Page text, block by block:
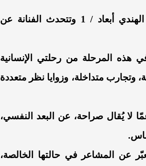
من المعارض الملفتة الجميلة.. المعرض الثامن للتشكيلية جيهان الهندي أبعاد / 1 وتتحدث الفنانة عن
«أبعاد / 1»؛ لأنه يمثّلني في هذه المرحلة من رحلتي الإنسانية
وتجارب متداخلة، وزوايا نظر متعددة
لا يُقال صراحة، عن البعد النفسي،
عن المشاعر في حالتها الخالصة،